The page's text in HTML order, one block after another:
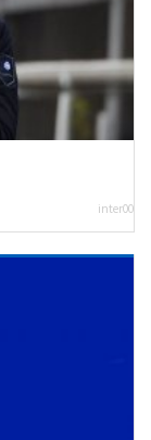
inter00